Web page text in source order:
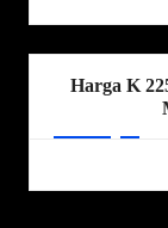
Harga K